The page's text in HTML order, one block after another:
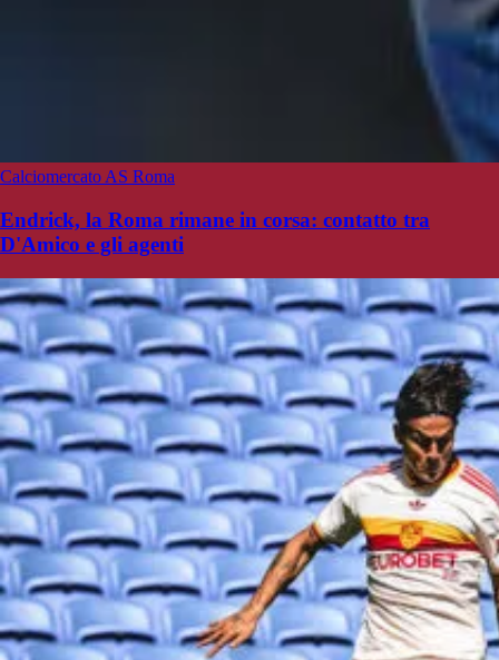
Calciomercato AS Roma
Endrick, la Roma rimane in corsa: contatto tra
D'Amico e gli agenti